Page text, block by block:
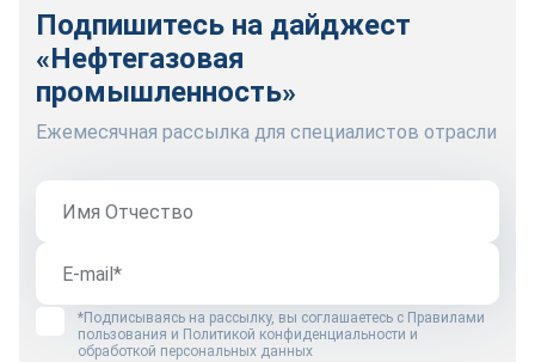
Подпишитесь на дайджест
«Нефтегазовая
промышленность»
Ежемесячная рассылка для специалистов отрасли
*Подписываясь на рассылку, вы соглашаетесь с Правилами
пользования и Политикой конфиденциальности и
обработкой персональных данных